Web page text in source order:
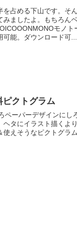
を占める下山です。そ
みましたよ。もちろん
モノト
可能。ダウンロード可...
ピクトグラム
ペーパーデザインにし
ヘタにイラスト描くよ
使えそうなピクトグラ